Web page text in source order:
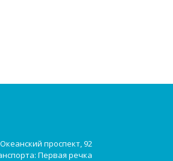
проспект, 92
Первая речка